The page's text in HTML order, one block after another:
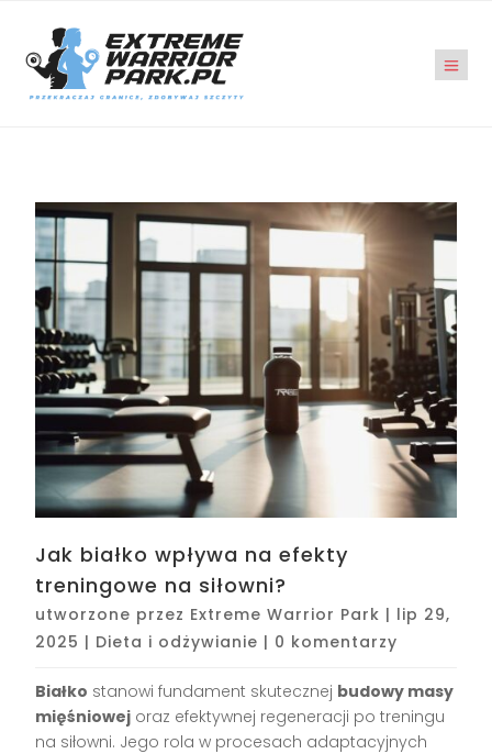
Jak białko wpływa na efekty
treningowe na siłowni?
utworzone przez Extreme Warrior Park | lip 29,
2025 | Dieta i odżywianie | 0 komentarzy
Białko stanowi fundament skutecznej budowy masy
mięśniowej oraz efektywnej regeneracji po treningu
na siłowni. Jego rola w procesach adaptacyjnych